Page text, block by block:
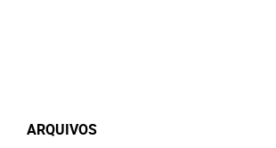
ARQUIVOS